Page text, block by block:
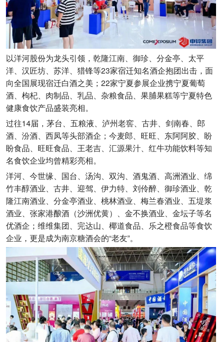
以洋河股份为龙头引领，乾隆江南、御珍、分金亭、太平
洋、汉匠坊、苏洋、猎锋等23家宿迁知名酒企抱团出击，面
向全国展现宿迁白酒之美；22家宁夏参展企业携宁夏葡萄
酒、枸杞、肉制品、乳品、杂粮食品、果脯果糕等宁夏特色
健康食饮产品盛装亮相。
过往14届，茅台、五粮液、泸州老窖、古井、剑南春、郎
酒、汾酒、西凤等头部酒企；今麦郎、旺旺、东阿阿胶、盼
盼食品、旺旺食品、王老吉、汇源果汁、红牛功能饮料等知
名食饮企业均曾精彩亮相。
洋河、今世缘、国台、汤沟、双沟、酒鬼酒、高洲酒业、绵
竹丰醇酒业、古井、迎驾、伊力特、刘伶醉、御珍酒业、乾
隆江南酒业、分金亭酒业、桃林酒业、梅兰春酒业、五堤浆
酒业、张家港酿酒（沙洲优黄）、金不换酒业、金坛子等名
优酒企；维维集团、完达山、椰道食品、乐之橙食品等食饮
企业，更是成为南京糖酒会的“老友”。